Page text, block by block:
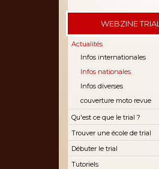
WEBZINE TRIAL
Actualités
Infos internationales
Infos nationales
Infos diverses
couverture moto revue
Qu'est ce que le trial ?
Trouver une école de trial
Débuter le trial
Tutoriels